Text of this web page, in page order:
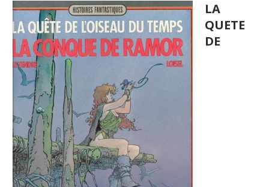
LA
QUETE
DE